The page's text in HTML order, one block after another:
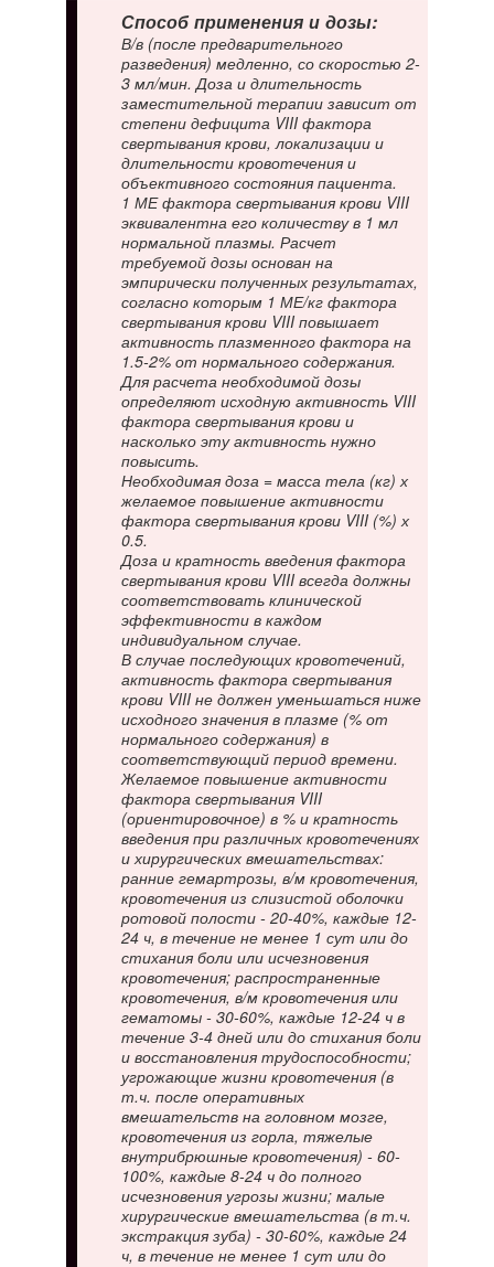
Способ применения и дозы:
В/в (после предварительного
разведения) медленно, со скоростью 2-
3 мл/мин. Доза и длительность
заместительной терапии зависит от
степени дефицита VIII фактора
свертывания крови, локализации и
длительности кровотечения и
объективного состояния пациента.
1 МЕ фактора свертывания крови VIII
эквивалентна его количеству в 1 мл
нормальной плазмы. Расчет
требуемой дозы основан на
эмпирически полученных результатах,
согласно которым 1 МЕ/кг фактора
свертывания крови VIII повышает
активность плазменного фактора на
1.5-2% от нормального содержания.
Для расчета необходимой дозы
определяют исходную активность VIII
фактора свертывания крови и
насколько эту активность нужно
повысить.
Необходимая доза = масса тела (кг) х
желаемое повышение активности
фактора свертывания крови VIII (%) х
0.5.
Доза и кратность введения фактора
свертывания крови VIII всегда должны
соответствовать клинической
эффективности в каждом
индивидуальном случае.
В случае последующих кровотечений,
активность фактора свертывания
крови VIII не должен уменьшаться ниже
исходного значения в плазме (% от
нормального содержания) в
соответствующий период времени.
Желаемое повышение активности
фактора свертывания VIII
(ориентировочное) в % и кратность
введения при различных кровотечениях
и хирургических вмешательствах:
ранние гемартрозы, в/м кровотечения,
кровотечения из слизистой оболочки
ротовой полости - 20-40%, каждые 12-
24 ч, в течение не менее 1 сут или до
стихания боли или исчезновения
кровотечения; распространенные
кровотечения, в/м кровотечения или
гематомы - 30-60%, каждые 12-24 ч в
течение 3-4 дней или до стихания боли
и восстановления трудоспособности;
угрожающие жизни кровотечения (в
т.ч. после оперативных
вмешательств на головном мозге,
кровотечения из горла, тяжелые
внутрибрюшные кровотечения) - 60-
100%, каждые 8-24 ч до полного
исчезновения угрозы жизни; малые
хирургические вмешательства (в т.ч.
экстракция зуба) - 30-60%, каждые 24
ч, в течение не менее 1 сут или до